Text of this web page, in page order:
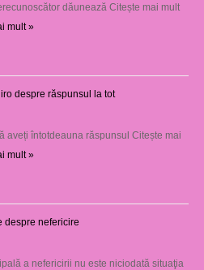
dăunează Citește mai mult
mult »
despre răspunsul la tot
aveți întotdeauna răspunsul Citește mai
mult »
despre nefericire
a nefericirii nu este niciodată situaţia